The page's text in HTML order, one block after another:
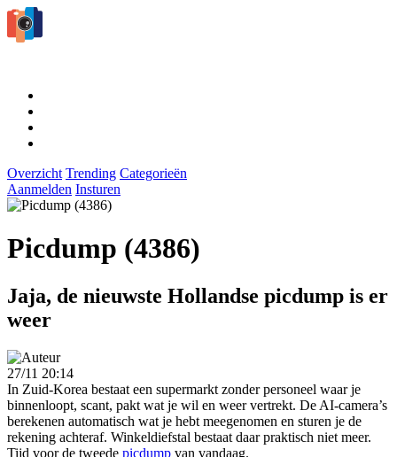
Overzicht Trending Categorieën
Aanmelden Insturen
Picdump (4386)
Jaja, de nieuwste Hollandse picdump is er
weer
27/11 20:14
In Zuid-Korea bestaat een supermarkt zonder personeel waar je
binnenloopt, scant, pakt wat je wil en weer vertrekt. De AI-camera’s
berekenen automatisch wat je hebt meegenomen en sturen je de
rekening achteraf. Winkeldiefstal bestaat daar praktisch niet meer.
Tijd voor de tweede picdump van vandaag.